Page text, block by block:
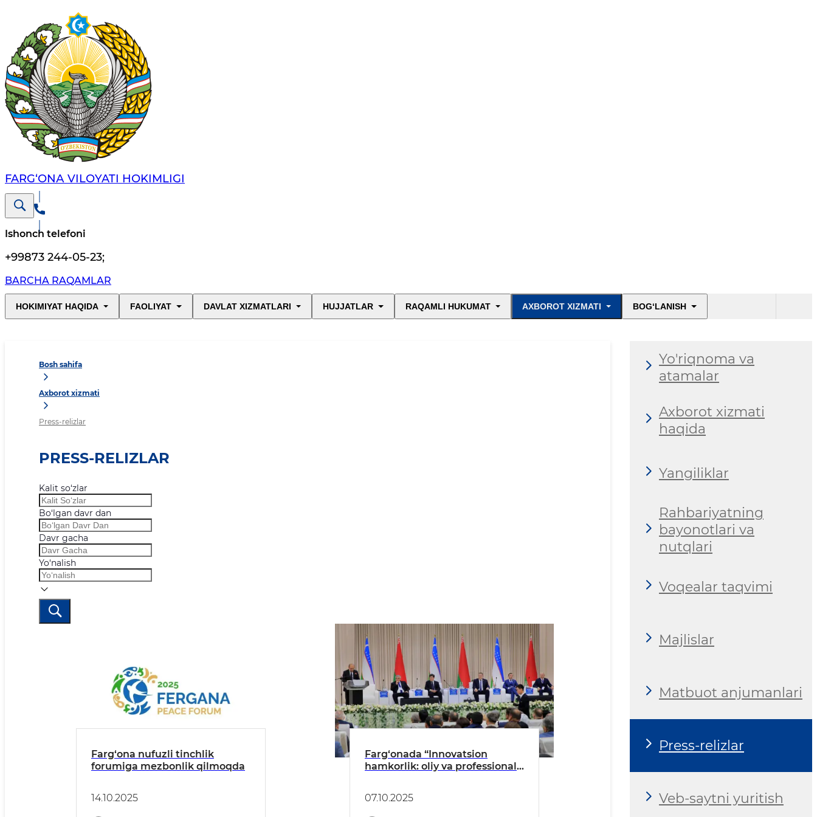
FARG‘ОNА VILОYATI HОKIMLIGI
Ishonch telefoni
+99873 244-05-23;
BARCHA RAQAMLAR
HOKIMIYAT HAQIDA FAOLIYAT DAVLAT XIZMATLARI HUJJATLAR RAQAMLI HUKUMAT AXBOROT XIZMATI BOG‘LANISH
Bosh sahifa
Axborot xizmati
Press-relizlar
PRESS-RELIZLAR
Kalit so‘zlar
Bo‘lgan davr dan
Davr gacha
Yo‘nalish
Farg‘ona nufuzli tinchlik
forumiga mezbonlik qilmoqda
14.10.2025
Farg‘onada “Innovatsion
hamkorlik: oliy va professional
bo‘lib o‘tadi
07.10.2025
Yo'riqnoma va
atamalar
Axborot xizmati
haqida
Yangiliklar
Rahbariyatning
bayonotlari va
nutqlari
Voqealar taqvimi
Majlislar
Matbuot anjumanlari
Press-relizlar
Veb-saytni yuritish